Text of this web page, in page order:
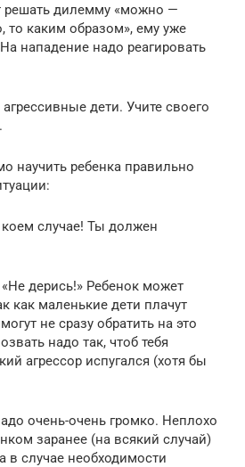
решать дилемму «можно —
то каким образом», ему уже
нападение надо реагировать
дети. Учите своего
научить ребенка правильно
случае! Ты должен
дерись!» Ребенок может
как маленькие дети плачут
не сразу обратить на это
надо так, чтоб тебя
агрессор испугался (хотя бы
очень-очень громко. Неплохо
заранее (на всякий случай)
в случае необходимости